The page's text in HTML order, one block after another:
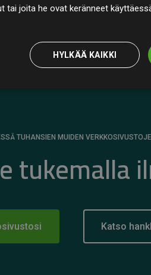
TUHANSIEN MUIDEN
tukemalla
Katso
tai joita he ovat keränneet
HYLKÄÄ KAIKKI